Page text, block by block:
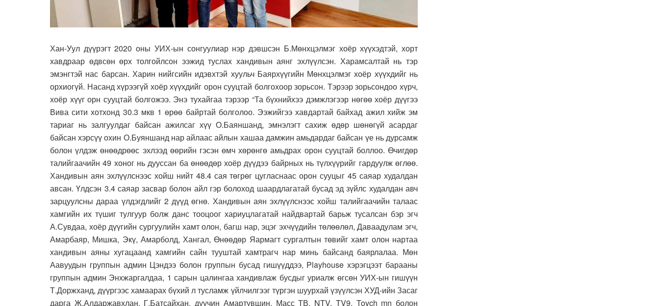
Хан-Уул дүүрэгт 2020 оны УИХ-ын сонгуулиар нэр дэвшсэн Б.Мөнхцэлмэг хоёр хүүхэдтэй, хорт
хавдраар өдвсөн өрх толгойлсон ээжид туслах хандивын аянг эхлүүлсэн. Харамсалтай нь тэр
эмэнгтэй нас барсан. Харин нийгсийн идэвхтэй хуульч Баярхүүгийн Мөнхцэлмэг хоёр хүүхдийг нь
орхиогүй. Насанд хүрээгүй хоёр хүүхдийг орон сууцтай болгохоор зорьсон. Тэрээр зорьсондоо хүрч,
хоёр хүүг орн сууцтай болгожээ. Энэ тухайгаа тэрээр “Та бүхнийхээ дэмжлэгээр нөгөө хоёр дүүгээ
Вива сити хотхонд 30.3 мкв 1 өрөө байртай болголоо. Ээжийгээ хавдартай байхад ажил хийж эм
тариаг нь залгуулдаг байсан ажилсаг хүү О.Баяншанд, эмнэлэгт сахиж өдөр шөнөгүй асардаг
байсан хэрсүү охин О.Буяншанд нар айлаас айлын хашаа дамжин амьдардаг байсан үе нь дурсамж
болон үлдэж өнөөдрөөс эхлээд өөрийн гэсэн өмч хөрөнгө амьдрах орон сууцтай боллоо. Өчигдөр
талийгаачийн 49 хоног нь дууссан ба өнөөдөр хоёр дүүдээ байрных нь түлхүүрийг гардуулж өглөө.
Хандивын аян эхлүүлснээс хойш нийт 48.4 сая төгрөг цугласнаас орон сууцыг 45 саяар худалдан
авсан. Үлдсэн 3.4 саяар засвар болон айл гэр болоход шаардлагатай бусад эд зүйлс худалдан авч
зарцуулсны дараа үлдэгдлийг 2 дүүд өгнө. Хандивын аян эхлүүлснээс хойш талийгаачийн талаас
хамгийн их түшиг тулгуур болж данс тооцоог хариуцлагатай найдвартай барьж тусалсан бэр эгч
А.Сувдаа, хоёр дүүгийн сургуулийн хамт олон, багш нар, эцэг эхчүүдийн төлөөлөл, Даваадулам эгч,
Амарбаяр, Мишка, Экү, Амарболд, Хангал, Өнөөдөр Яармагт сургалтын төвийг хамт олон нартаа
хандивын аяны хугацаанд хамгийн сайн тууштай хамтрагч нар минь байсанд баярлалаа. Мөн
Аавуудын группын админ Цэндээ болон группын бусад гишүүддээ, Playhouse хэрэгцээт барааны
группын админ Энхжаргалдаа, 1 сарын цалингаа хандивлаж бусдыг уриалж өгсөн УИХ-ын гишүүн
Т.Доржханд, дүүргээс хамаарах бүхий л тусламж үйлчилгээг түргэн шуурхай үзүүлсэн ХУД-ийн Засаг
дарга Ж.Алдаржавхлан, Г.Батсайхан, дуучин Амартүвшин, Масс ТВ, NTV, TV9, Tovch mn болон